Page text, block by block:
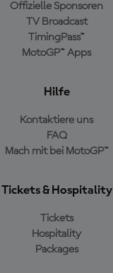
Offizielle Sponsoren
TV Broadcast
TimingPass™
MotoGP™ Apps
Hilfe
Kontaktiere uns
FAQ
Mach mit bei MotoGP™
Tickets & Hospitality
Tickets
Hospitality
Packages